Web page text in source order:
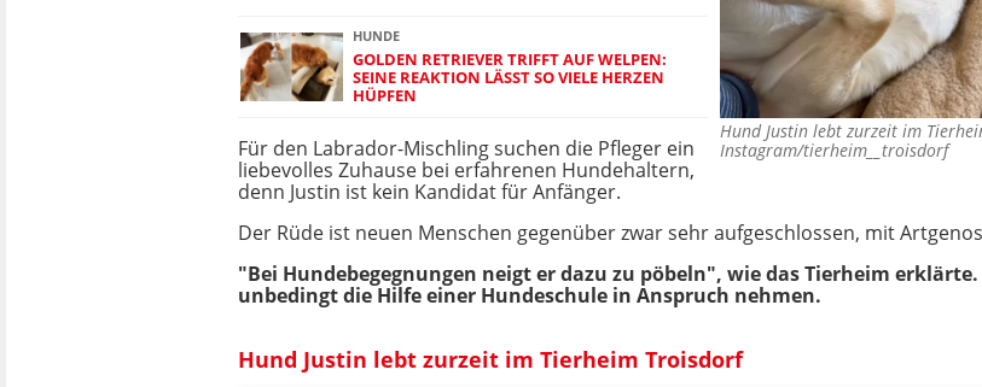
Hund Justin lebt zurzeit im
Instagram/tierheim__troisdorf
HUNDE
GOLDEN RETRIEVER TRIFFT AUF WELPEN:
SEINE REAKTION LÄSST SO VIELE HERZEN
HÜPFEN
Für den Labrador-Mischling suchen die Pfleger ein
liebevolles Zuhause bei erfahrenen Hundehaltern,
denn Justin ist kein Kandidat für Anfänger.
Der Rüde ist neuen Menschen gegenüber zwar sehr aufgeschlossen, mit
"Bei Hundebegegnungen neigt er dazu zu pöbeln", wie das Tierheim
unbedingt die Hilfe einer Hundeschule in Anspruch nehmen.
Hund Justin lebt zurzeit im Tierheim Troisdorf